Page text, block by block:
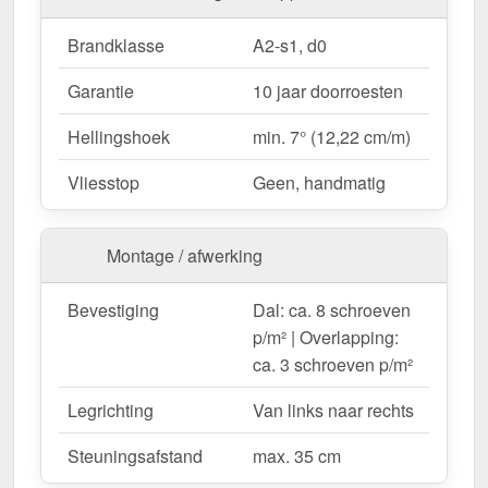
dakpannen.
Carports, terrassen & overkappingen
Bescherming voor voertuigen en zitplaatsen met
een stijlvolle uitstraling.
Tuinhuisjes & schuurtjes– Hoogwaardige
dakbedekking met duurzame esthetiek.
Stallen & agrarische gebouwen–
Op maat gemaakt & efficiënte montage
Uw dakpanplaten worden
gratis op de door u
– voor een snelle en
bedekkingsbreedte is
1,14 mvoor de eerste plaat, elke extra plaat vergroot
het dakoppervlak met de
werkende breedte van
1,06 m, aangezien er rekening wordt gehouden met
de overlapping van de platen.
Brandklasse
A2-s1, d0
Garantie
10 jaar doorroesten
Hellingshoek
min. 7° (12,22 cm/m)
Vliesstop
Geen, handmatig
Montage / afwerking
Bevestiging
Dal: ca. 8 schroeven
p/m² | Overlapping:
ca. 3 schroeven p/m²
Legrichting
Van links naar rechts
Steuningsafstand
max. 35 cm